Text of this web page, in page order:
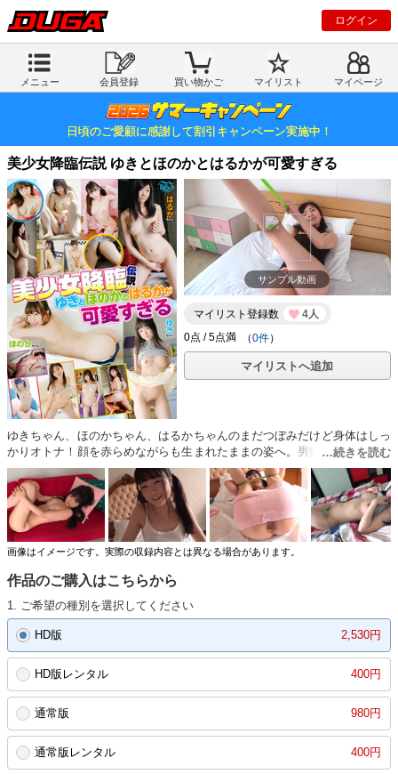
ログイン
メニュー 会員登録 買い物かご マイリスト マイページ
日頃のご愛顧に感謝して割引キャンペーン実施中！
美少女降臨伝説 ゆきとほのかとはるかが可愛すぎる
サンプル動画
マイリスト登録数
4人
（0件）
マイリストへ追加
ゆきちゃん、ほのかちゃん、はるかちゃんのまだつぼみだけど身体はしっ
かりオトナ！顔を赤らめながらも生まれたままの姿へ。男性の理想を全て
詰め込んだようなしこしこボディ。極小水着で恥ずかしさ満点！
画像はイメージです。実際の収録内容とは異なる場合があります。
作品のご購入はこちらから
1. ご希望の種別を選択してください
HD版 2,530円
HD版レンタル 400円
通常版 980円
通常版レンタル 400円